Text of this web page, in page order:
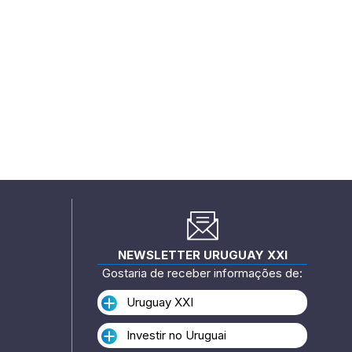
NEWSLETTER URUGUAY XXI
Gostaria de receber informações de:
Uruguay XXI
Investir no Uruguai